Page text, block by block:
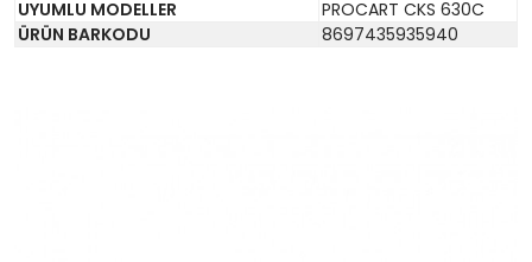
UYUMLU MODELLER
PROCART CKS 630C
ÜRÜN BARKODU
8697435935940